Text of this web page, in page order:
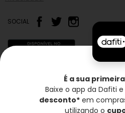
SOCIAL
Frete grátis* Troca
É a sua
Baixe o app da Dafiti
desconto*em
utilizando o